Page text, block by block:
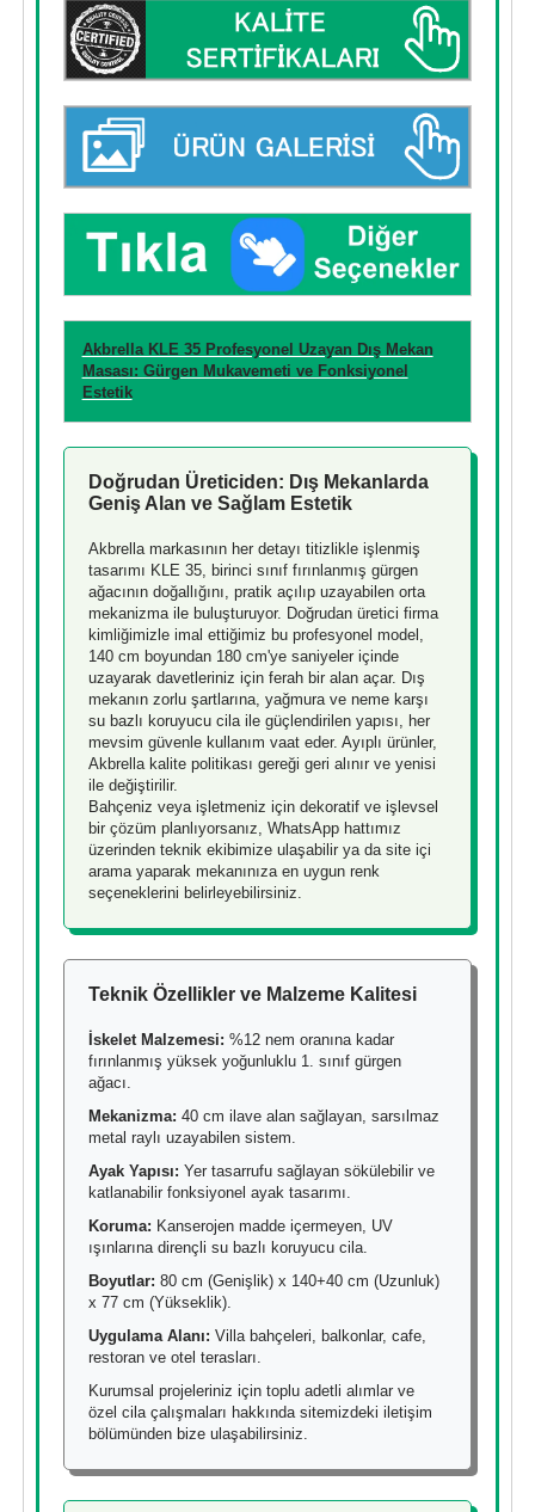
Akbrella KLE 35 Profesyonel Uzayan Dış Mekan
Masası: Gürgen Mukavemeti ve Fonksiyonel
Estetik
Doğrudan Üreticiden: Dış Mekanlarda
Geniş Alan ve Sağlam Estetik
Akbrella markasının her detayı titizlikle işlenmiş
tasarımı KLE 35, birinci sınıf fırınlanmış gürgen
ağacının doğallığını, pratik açılıp uzayabilen orta
mekanizma ile buluşturuyor. Doğrudan üretici firma
kimliğimizle imal ettiğimiz bu profesyonel model,
140 cm boyundan 180 cm'ye saniyeler içinde
uzayarak davetleriniz için ferah bir alan açar. Dış
mekanın zorlu şartlarına, yağmura ve neme karşı
su bazlı koruyucu cila ile güçlendirilen yapısı, her
mevsim güvenle kullanım vaat eder. Ayıplı ürünler,
Akbrella kalite politikası gereği geri alınır ve yenisi
ile değiştirilir.
Bahçeniz veya işletmeniz için dekoratif ve işlevsel
bir çözüm planlıyorsanız, WhatsApp hattımız
üzerinden teknik ekibimize ulaşabilir ya da site içi
arama yaparak mekanınıza en uygun renk
seçeneklerini belirleyebilirsiniz.
Teknik Özellikler ve Malzeme Kalitesi
İskelet Malzemesi: %12 nem oranına kadar
fırınlanmış yüksek yoğunluklu 1. sınıf gürgen
ağacı.
Mekanizma: 40 cm ilave alan sağlayan, sarsılmaz
metal raylı uzayabilen sistem.
Ayak Yapısı: Yer tasarrufu sağlayan sökülebilir ve
katlanabilir fonksiyonel ayak tasarımı.
Koruma: Kanserojen madde içermeyen, UV
ışınlarına dirençli su bazlı koruyucu cila.
Boyutlar: 80 cm (Genişlik) x 140+40 cm (Uzunluk)
x 77 cm (Yükseklik).
Uygulama Alanı: Villa bahçeleri, balkonlar, cafe,
restoran ve otel terasları.
Kurumsal projeleriniz için toplu adetli alımlar ve
özel cila çalışmaları hakkında sitemizdeki iletişim
bölümünden bize ulaşabilirsiniz.